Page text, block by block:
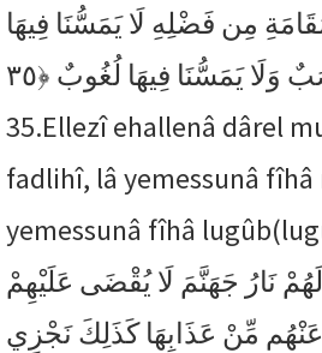
مِن فَضْلِهِ لَا يَمَسُّنَا فِيهَا
وَلَا يَمَسُّنَا فِيهَا لُغُوبٌ ﴿٣٥
35.Ellezî ehallenâ dârel
fadlihî, lâ yemessunâ fîhâ
yemessunâ fîhâ
نَارُ جَهَنَّمَ لَا يُقْضَى عَلَيْهِمْ
مِّنْ عَذَابِهَا كَذَلِكَ نَجْزِي